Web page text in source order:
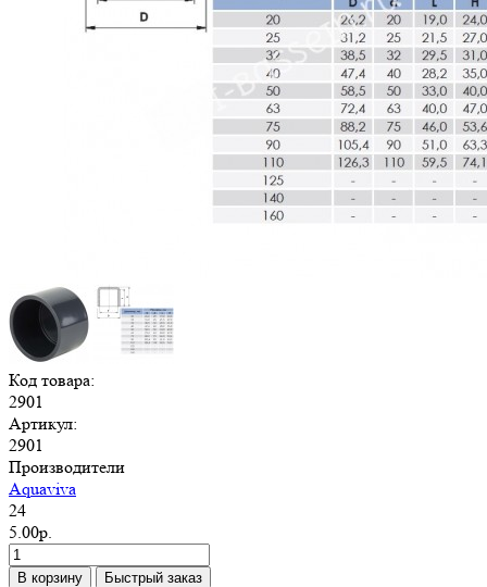
Код товара:
2901
Артикул:
2901
Производители
Aquaviva
24
5.00р.
В корзину
Быстрый заказ